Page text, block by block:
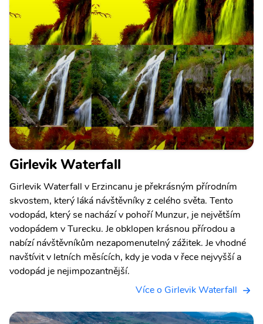
Girlevik Waterfall
Girlevik Waterfall v Erzincanu je překrásným přírodním
skvostem, který láká návštěvníky z celého světa. Tento
vodopád, který se nachází v pohoří Munzur, je největším
vodopádem v Turecku. Je obklopen krásnou přírodou a
nabízí návštěvníkům nezapomenutelný zážitek. Je vhodné
navštívit v letních měsících, kdy je voda v řece nejvyšší a
vodopád je nejimpozantnější.
Více o Girlevik Waterfall